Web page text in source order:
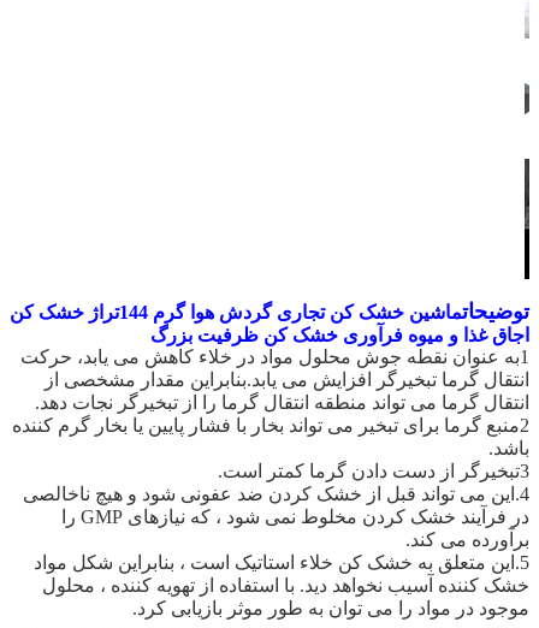
توضیحات
ماشین خشک کن تجاری گردش هوا گرم 144تراژ خشک کن
اجاق غذا و میوه فرآوری خشک کن ظرفیت بزرگ
1به عنوان نقطه جوش محلول مواد در خلاء کاهش می یابد، حرکت
انتقال گرما تبخیرگر افزایش می یابد.بنابراین مقدار مشخصی از
انتقال گرما می تواند منطقه انتقال گرما را از تبخیرگر نجات دهد.
2منبع گرما برای تبخیر می تواند بخار با فشار پایین یا بخار گرم کننده
باشد.
3تبخيرگر از دست دادن گرما کمتر است.
4.این می تواند قبل از خشک کردن ضد عفونی شود و هیچ ناخالصی
در فرآیند خشک کردن مخلوط نمی شود ، که نیازهای GMP را
برآورده می کند.
5.این متعلق به خشک کن خلاء استاتیک است ، بنابراین شکل مواد
خشک کننده آسیب نخواهد دید. با استفاده از تهویه کننده ، محلول
موجود در مواد را می توان به طور موثر بازیابی کرد.